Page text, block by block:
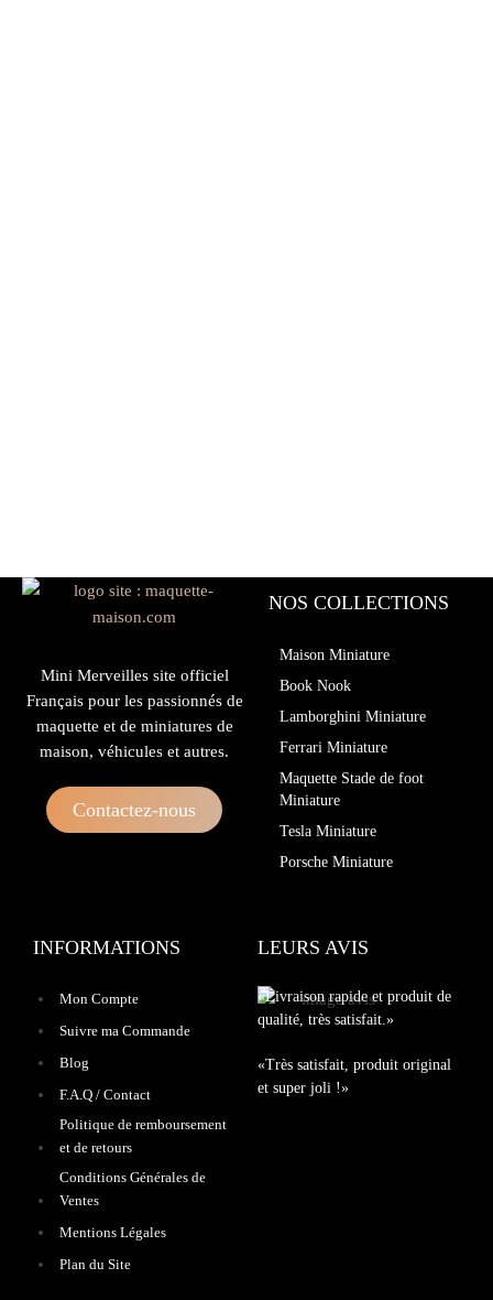
Mini Merveilles site officiel
Français pour les passionnés de
maquette et de miniatures de
maison, véhicules et autres.
Contactez-nous
NOS COLLECTIONS
Maison Miniature
Book Nook
Lamborghini Miniature
Ferrari Miniature
Maquette Stade de foot
Miniature
Tesla Miniature
Porsche Miniature
INFORMATIONS
Mon Compte
Suivre ma Commande
Blog
F.A.Q / Contact
Politique de remboursement
et de retours
Conditions Générales de
Ventes
Mentions Légales
Plan du Site
LEURS AVIS
«Livraison rapide et produit de
qualité, très satisfait.»
«Très satisfait, produit original
et super joli !»